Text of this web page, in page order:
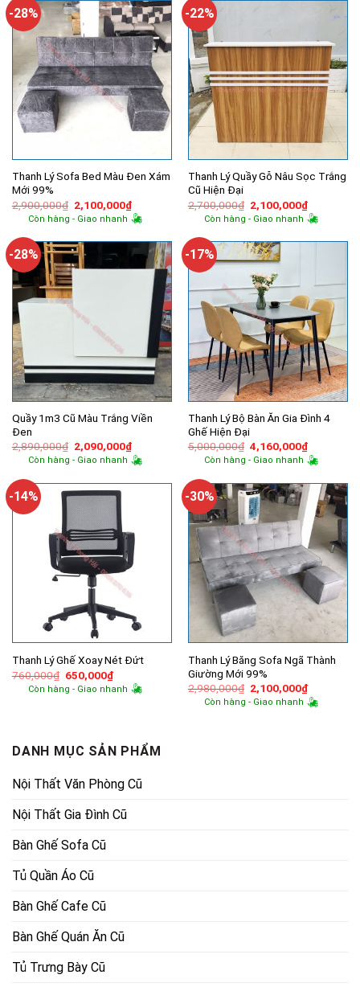
500,000₫.
-28%
Thanh Lý Sofa Bed Màu Đen Xám
Mới 99%
2,900,000₫ Giá
gốc
là:
2,100,000₫Giá
hiện
tại
2,100,000₫.
Còn hàng - Giao nhanh
-22%
Thanh Lý Quầy Gỗ Nâu Sọc Trắng
Cũ Hiện Đại
2,700,000₫ Giá
gốc
là:
2,100,000₫Giá
hiện
tại
Còn hàng - Giao nhanh
-28%
Quầy 1m3 Cũ Màu Trắng Viền
Đen
2,890,000₫ Giá
gốc
là:
2,090,000₫Giá
hiện
tại
2,090,000₫.
Còn hàng - Giao nhanh
-17%
Thanh Lý Bộ Bàn Ăn Gia Đình 4
Ghế Hiện Đại
5,000,000₫ Giá
gốc
là:
4,160,000₫Giá
hiện
tại
Còn hàng - Giao nhanh
-14%
Thanh Lý Ghế Xoay Nét Đứt
760,000₫ Giá
gốc
là:
650,000₫Giá
hiện
tại
Còn hàng - Giao nhanh
-30%
Thanh Lý Băng Sofa Ngã Thành
Giường Mới 99%
2,980,000₫ Giá
gốc
là:
2,100,000₫Giá
hiện
tại
Còn hàng - Giao nhanh
DANH MỤC SẢN PHẨM
Nội Thất Văn Phòng Cũ
Nội Thất Gia Đình Cũ
Bàn Ghế Sofa Cũ
Tủ Quần Áo Cũ
Bàn Ghế Cafe Cũ
Bàn Ghế Quán Ăn Cũ
Tủ Trưng Bày Cũ